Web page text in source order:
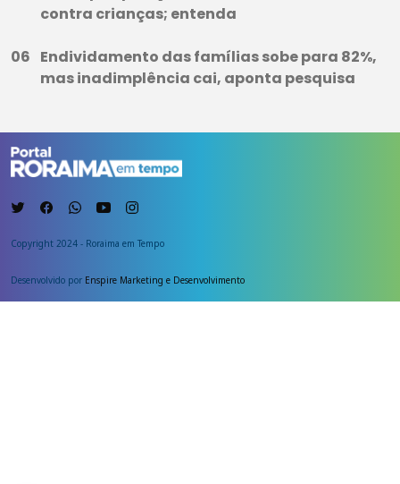
contra crianças; entenda
Endividamento das famílias sobe para 82%,
mas inadimplência cai, aponta pesquisa
Copyright 2024 - Roraima em Tempo
Desenvolvido por Enspire Marketing e Desenvolvimento